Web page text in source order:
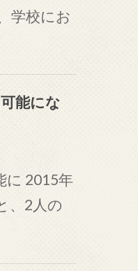
学校にお
能にな
に 2015年
、2人の